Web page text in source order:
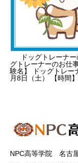
ドッグトレーナー
グトレーナーのお仕
験名】 ドッグトレー
月8日（土） 【時間
NPC高等学院 名古